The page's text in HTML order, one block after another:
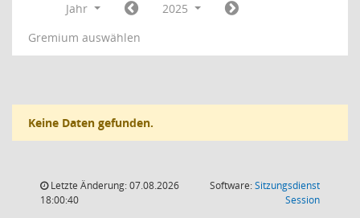
Jahr
2025
Gremium auswählen
Keine Daten gefunden.
Letzte Änderung: 07.08.2026
18:00:40
Software:Sitzungsdienst
Session(Wird in